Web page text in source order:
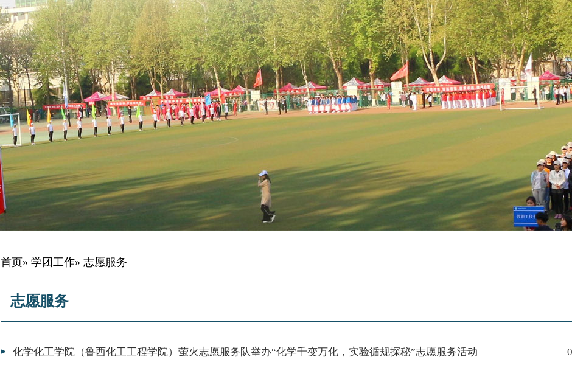
首页» 学团工作» 志愿服务
志愿服务
化学化工学院（鲁西化工工程学院）萤火志愿服务队举办“化学千变万化，实验循规探秘”志愿服务活动